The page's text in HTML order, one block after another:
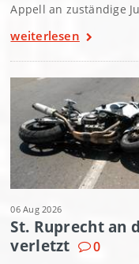
Appell an zuständige
weiterlesen
06 Aug 2026
St. Ruprecht an
verletzt
0